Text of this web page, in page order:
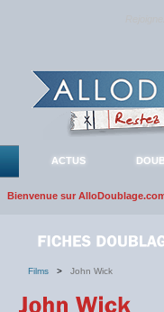
ACTUS
Bienvenue sur
Films > John Wick